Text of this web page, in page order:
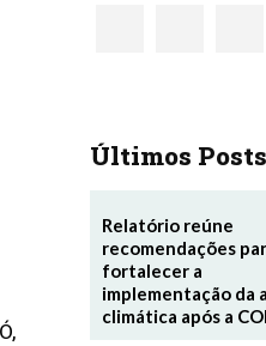
Últimos Posts
Relatório reúne
recomendações
fortalecer a
implementação da
climática após a